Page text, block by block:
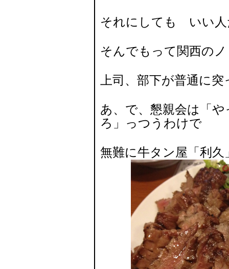
それにしても いい人
そんでもって関西の
上司、部下が普通に
あ、で、懇親会は「
ろ」っつうわけで
無難に牛タン屋「利久